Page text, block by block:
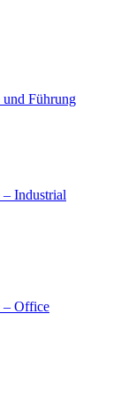
und Führung
– Industrial
– Office